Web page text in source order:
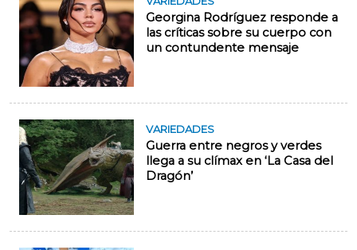
Georgina Rodríguez responde a
las críticas sobre su cuerpo con
un contundente mensaje
VARIEDADES
Guerra entre negros y verdes
llega a su clímax en ‘La Casa del
Dragón’